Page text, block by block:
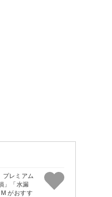
プレミアム
」「水漏
がおすす